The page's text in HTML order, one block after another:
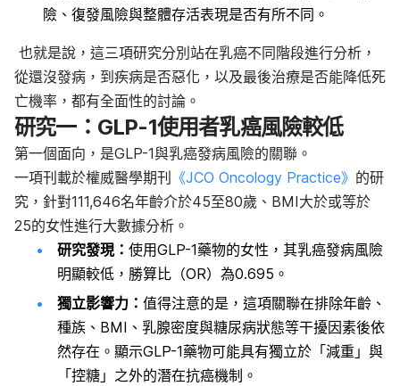
險、復發風險與整體存活表現是否有所不同。
也就是說，這三項研究分別站在乳癌不同階段進行分析，
從還沒發病，到疾病是否惡化，以及最後治療是否能降低死
亡機率，都有全面性的討論。
研究一：GLP-1使用者乳癌風險較低
第一個面向，是GLP-1與乳癌發病風險的關聯。
一項刊載於權威醫學期刊 《JCO Oncology Practice》 的研
究，針對111,646名年齡介於45至80歲、BMI大於或等於
25的女性進行大數據分析。
研究發現： 使用GLP-1藥物的女性，其乳癌發病風險
明顯較低，勝算比（OR）為0.695。
獨立影響力： 值得注意的是，這項關聯在排除年齡、
種族、BMI、乳腺密度與糖尿病狀態等干擾因素後依
然存在。顯示GLP-1藥物可能具有獨立於「減重」與
「控糖」之外的潛在抗癌機制。